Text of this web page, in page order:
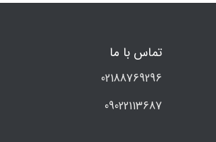
تماس با ما
02188769296
09022113687